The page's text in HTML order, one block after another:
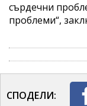
сърдечни
проблеми“,
СПОДЕЛИ: